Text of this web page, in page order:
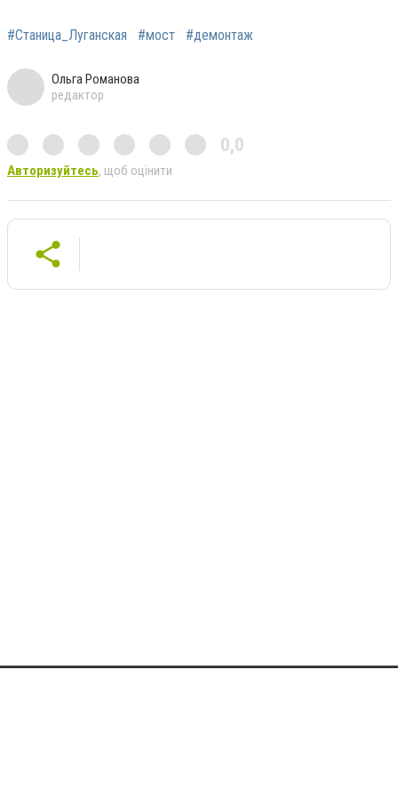
#Станица_Луганская #мост #демонтаж
Ольга Романова
редактор
0,0
Авторизуйтесь, щоб оцінити